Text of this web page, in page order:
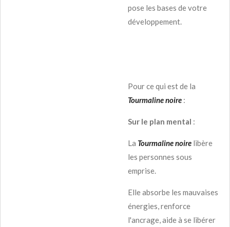
pose les bases de votre
développement.
Pour ce qui est de la
Tourmaline noire :
Sur le plan mental :
La Tourmaline noire libère
les personnes sous
emprise.
Elle absorbe les mauvaises
énergies, renforce
l'ancrage, aide à se libérer